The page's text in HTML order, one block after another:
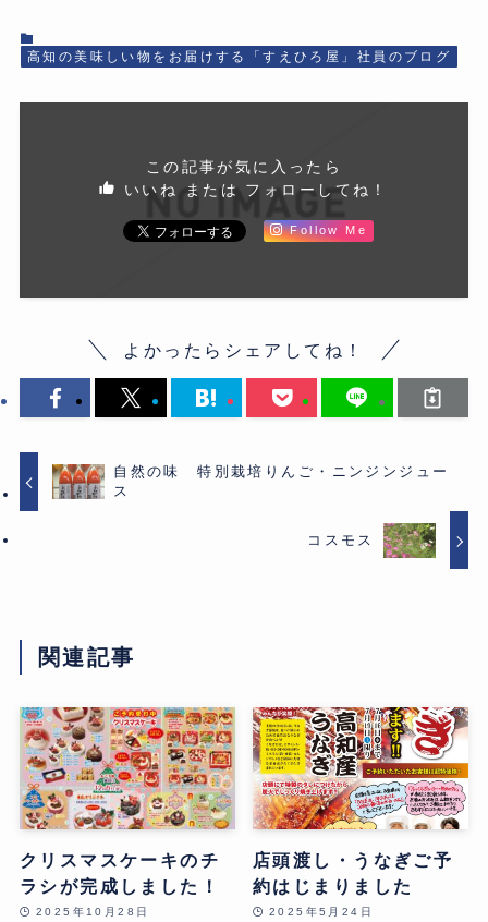
高知の美味しい物をお届けする「すえひろ屋」社員のブログ
この記事が気に入ったら
いいね または フォローしてね！
Follow Me
よかったらシェアしてね！
自然の味 特別栽培りんご・ニンジンジュー
ス
コスモス
関連記事
クリスマスケーキのチ
ラシが完成しました！
2025年10月28日
店頭渡し・うなぎご予
約はじまりました
2025年5月24日